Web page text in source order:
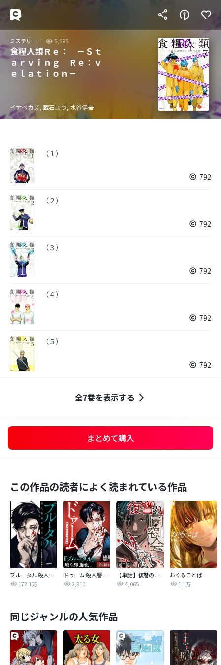
ミステリー 5,695
食糧人類Ｒｅ： －Ｓｔ
ａｒｖｉｎｇ Ｒｅ：ｖ
ｅｌａｔｉｏｎ－
イナベカズ, 蔵石ユウ, 水谷健吾
（１）
792
（２）
792
（３）
792
（４）
792
（５）
792
全7巻を表示する
まとめて購入
この作品の読者によく読まれている作品
ブルータル 殺人警察官の告白
172.1万
ドゥーム 殺人警察官の断罪録 分冊版
2,910
【単話】復讐の同窓会
4,065
おくることば
1.1万
同じジャンルの人気作品